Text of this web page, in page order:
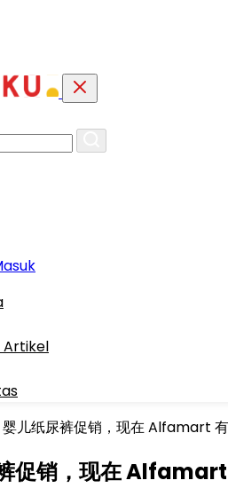
Artikel
婴儿纸尿裤促销，现在 Alfamart
促销，现在 Alfamart